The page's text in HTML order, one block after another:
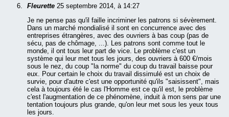
Fleurette 25 septembre 2014, à 14:27
Je ne pense pas qu'il faille incriminer les patrons si sévèrement.
Dans un marché mondialisé il sont en concurrence avec des
entreprises étrangères, avec des ouvriers à bas coup (pas de
sécu, pas de chômage, ...). Les patrons sont comme tout le
monde, il ont tous leur part de vice. Le problème c'est un
système qui leur met tous les jours, des ouvriers à 600 €/mois
sous le nez, du coup "la norme" du coup du travail baisse pour
eux. Pour certain le choix du travail dissimulé est un choix de
survie, pour d'autre c'est une opportunité qu'ils "saisissent", mais
cela à toujours été le cas l'Homme est ce qu'il est, le problème
c'est l'augmentation de ce phénomène, induit à mon sens par une
tentation toujours plus grande, qu'on leur met sous les yeux tous
les jours.